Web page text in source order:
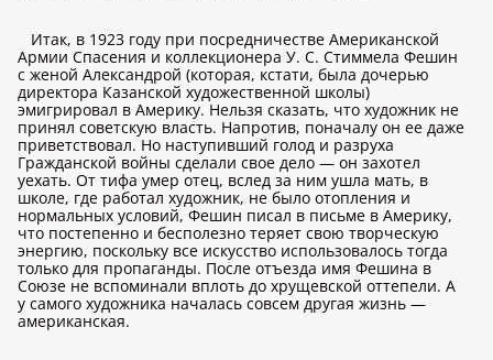
Итак, в 1923 году при посредничестве Американской
Армии Спасения и коллекционера У. С. Стиммела Фешин
с женой Александрой (которая, кстати, была дочерью
директора Казанской художественной школы)
эмигрировал в Америку. Нельзя сказать, что художник не
принял советскую власть. Напротив, поначалу он ее даже
приветствовал. Но наступивший голод и разруха
Гражданской войны сделали свое дело — он захотел
уехать. От тифа умер отец, вслед за ним ушла мать, в
школе, где работал художник, не было отопления и
нормальных условий, Фешин писал в письме в Америку,
что постепенно и бесполезно теряет свою творческую
энергию, поскольку все искусство использовалось тогда
только для пропаганды. После отъезда имя Фешина в
Союзе не вспоминали вплоть до хрущевской оттепели. А
у самого художника началась совсем другая жизнь —
американская.